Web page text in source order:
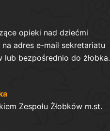
opieki nad dziećmi
adres e-mail sekretariatu
lub bezpośrednio do żłobka.
Zespołu Żłobków m.st.